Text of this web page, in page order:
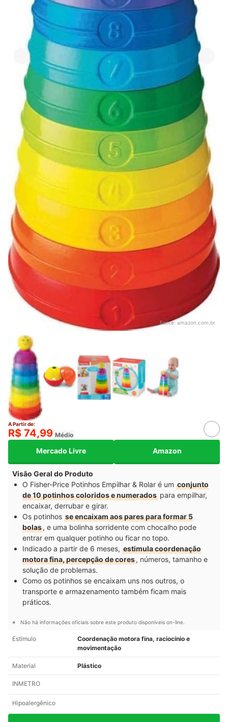
Fonte: amazon.com.br
A Partir de:
R$ 74,99 Médio
Mercado Livre Amazon
Visão Geral do Produto
O Fisher-Price Potinhos Empilhar & Rolar é um conjunto
de 10 potinhos coloridos e numerados para empilhar,
encaixar, derrubar e girar.
Os potinhos se encaixam aos pares para formar 5
bolas, e uma bolinha sorridente com chocalho pode
entrar em qualquer potinho ou ficar no topo.
Indicado a partir de 6 meses, estimula coordenação
motora fina, percepção de cores, números, tamanho e
solução de problemas.
Como os potinhos se encaixam uns nos outros, o
transporte e armazenamento também ficam mais
práticos.
Não há informações oficiais sobre este produto disponíveis on-line.
Estímulo
Coordenação motora fina, raciocínio e
movimentação
Material Plástico
INMETRO
Hipoalergênico